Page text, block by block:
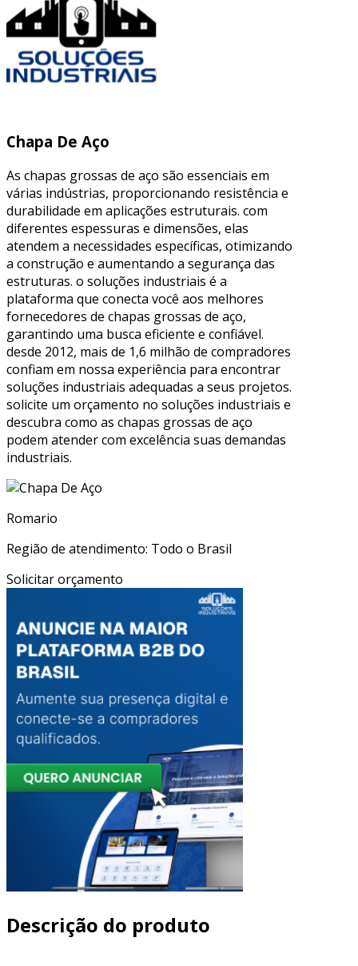
Chapa De Aço
As chapas grossas de aço são essenciais em
várias indústrias, proporcionando resistência e
durabilidade em aplicações estruturais. com
diferentes espessuras e dimensões, elas
atendem a necessidades específicas, otimizando
a construção e aumentando a segurança das
estruturas. o soluções industriais é a
plataforma que conecta você aos melhores
fornecedores de chapas grossas de aço,
garantindo uma busca eficiente e confiável.
desde 2012, mais de 1,6 milhão de compradores
confiam em nossa experiência para encontrar
soluções industriais adequadas a seus projetos.
solicite um orçamento no soluções industriais e
descubra como as chapas grossas de aço
podem atender com excelência suas demandas
industriais.
Romario
Região de atendimento: Todo o Brasil
Solicitar orçamento
Descrição do produto